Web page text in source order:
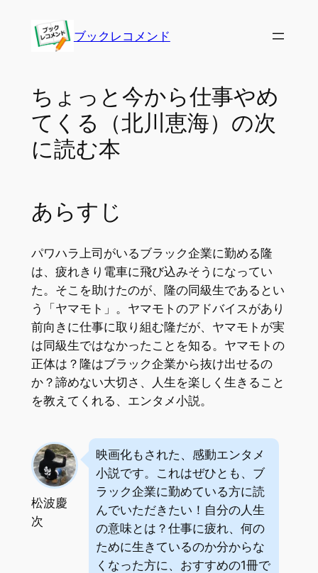
ブックレコメンド
ちょっと今から仕事やめ
てくる（北川恵海）の次
に読む本
あらすじ
パワハラ上司がいるブラック企業に勤める隆
は、疲れきり電車に飛び込みそうになってい
た。そこを助けたのが、隆の同級生であるとい
う「ヤマモト」。ヤマモトのアドバイスがあり
前向きに仕事に取り組む隆だが、ヤマモトが実
は同級生ではなかったことを知る。ヤマモトの
正体は？隆はブラック企業から抜け出せるの
か？諦めない大切さ、人生を楽しく生きること
を教えてくれる、エンタメ小説。
松波慶
次
映画化もされた、感動エンタメ
小説です。これはぜひとも、ブ
ラック企業に勤めている方に読
んでいただきたい！自分の人生
の意味とは？仕事に疲れ、何の
ために生きているのか分からな
くなった方に、おすすめの1冊で